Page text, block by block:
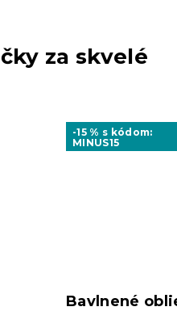
za skvelé
-15 % s kódom:
MINUS15
Bavlnené